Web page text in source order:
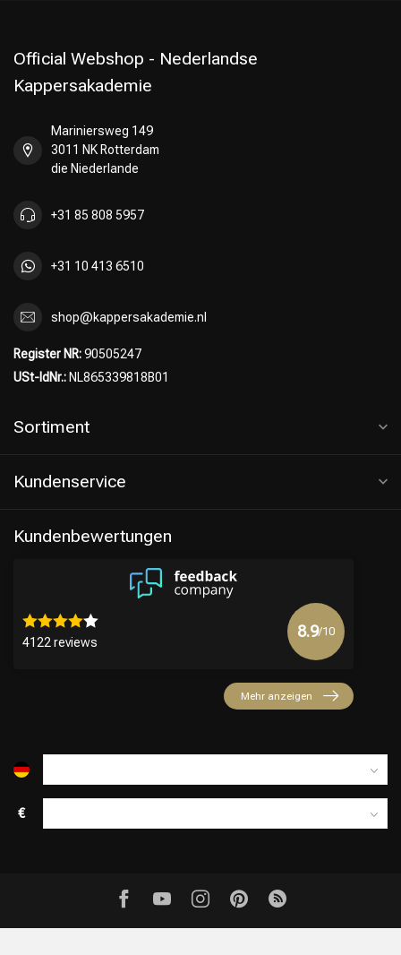
Official Webshop - Nederlandse
Kappersakademie
Mariniersweg 149
3011 NK Rotterdam
die Niederlande
+31 85 808 5957
+31 10 413 6510
shop@kappersakademie.nl
Register NR:90505247
USt-IdNr.: NL865339818B01
Sortiment
Kundenservice
Kundenbewertungen
4122 reviews
8.9/10
Mehr anzeigen
€